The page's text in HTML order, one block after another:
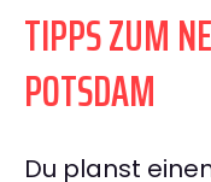
TIPPS ZUM
POTSDAM
Du planst